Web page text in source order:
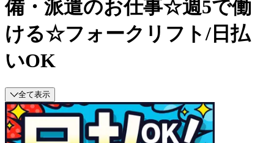
備・派遣のお仕事☆週5で働
ける☆フォークリフト/日払
いOK
全て表示